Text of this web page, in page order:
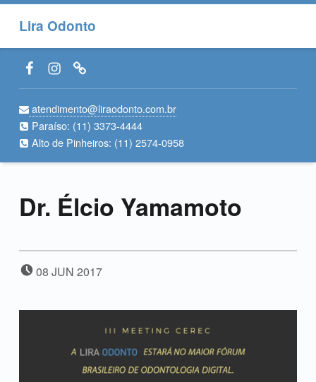
Lira Odonto
Facebook LiraOdonto
Instagram LiraOdonto
Site LiraOdonto
atendimento@liraodonto.com.br
Paraíso: (11) 3373-4444
Alto de Pinheiros: (11) 2574-0958
Dr. Élcio Yamamoto
POSTADO EM:
08 JUN 2017